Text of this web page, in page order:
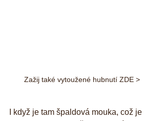
Zažij také vytoužené hubnutí ZDE >
I když je tam špaldová mouka, což je